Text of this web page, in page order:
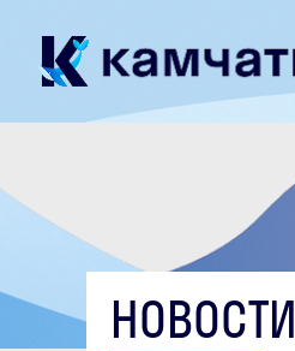
НОВОСТИ